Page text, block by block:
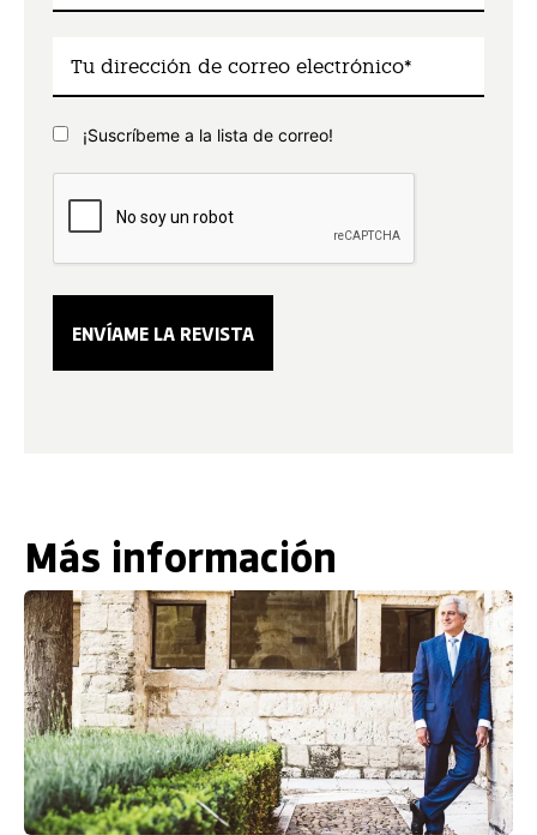
¡Suscríbeme a la lista de correo!
Más información